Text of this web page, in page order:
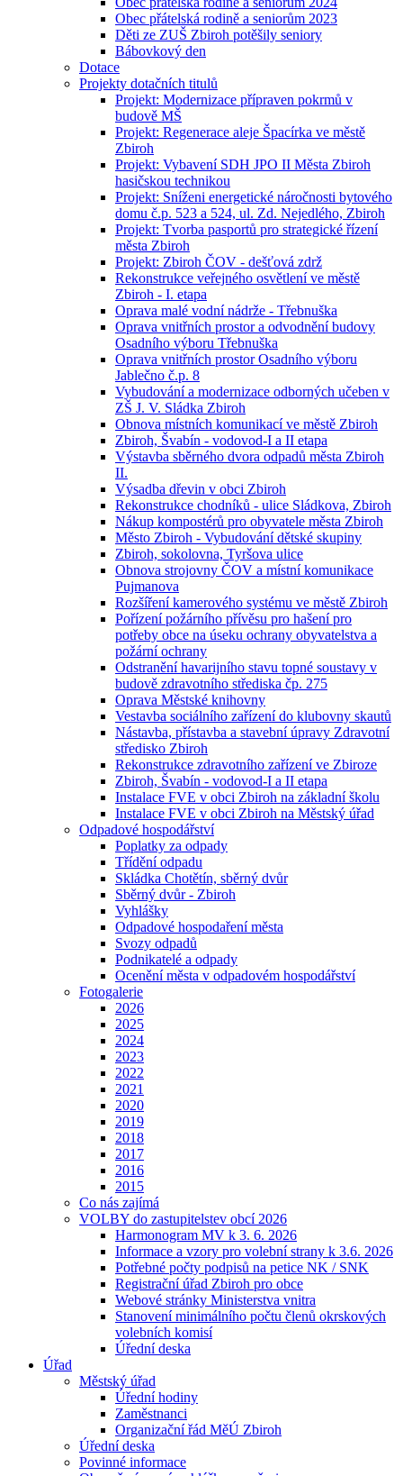
Obec přátelská rodině a seniorům 2023
Děti ze ZUŠ Zbiroh potěšily seniory
Bábovkový den
Dotace
Projekty dotačních titulů
Projekt: Modernizace přípraven pokrmů v
budově MŠ
Projekt: Regenerace aleje Špacírka ve městě
Zbiroh
Projekt: Vybavení SDH JPO II Města Zbiroh
hasičskou technikou
Projekt: Sníženi energetické náročnosti bytového
domu č.p. 523 a 524, ul. Zd. Nejedlého, Zbiroh
Projekt: Tvorba pasportů pro strategické řízení
města Zbiroh
Projekt: Zbiroh ČOV - dešťová zdrž
Rekonstrukce veřejného osvětlení ve městě
Zbiroh - I. etapa
Oprava malé vodní nádrže - Třebnuška
Oprava vnitřních prostor a odvodnění budovy
Osadního výboru Třebnuška
Oprava vnitřních prostor Osadního výboru
Jablečno č.p. 8
Vybudování a modernizace odborných učeben v
ZŠ J. V. Sládka Zbiroh
Obnova místních komunikací ve městě Zbiroh
Zbiroh, Švabín - vodovod-I a II etapa
Výstavba sběrného dvora odpadů města Zbiroh
II.
Výsadba dřevin v obci Zbiroh
Rekonstrukce chodníků - ulice Sládkova, Zbiroh
Nákup kompostérů pro obyvatele města Zbiroh
Město Zbiroh - Vybudování dětské skupiny
Zbiroh, sokolovna, Tyršova ulice
Obnova strojovny ČOV a místní komunikace
Pujmanova
Rozšíření kamerového systému ve městě Zbiroh
Pořízení požárního přívěsu pro hašení pro
potřeby obce na úseku ochrany obyvatelstva a
požární ochrany
Odstranění havarijního stavu topné soustavy v
budově zdravotního střediska čp. 275
Oprava Městské knihovny
Vestavba sociálního zařízení do klubovny skautů
Nástavba, přístavba a stavební úpravy Zdravotní
středisko Zbiroh
Rekonstrukce zdravotního zařízení ve Zbiroze
Zbiroh, Švabín - vodovod-I a II etapa
Instalace FVE v obci Zbiroh na základní školu
Instalace FVE v obci Zbiroh na Městský úřad
Odpadové hospodářství
Poplatky za odpady
Třídění odpadu
Skládka Chotětín, sběrný dvůr
Sběrný dvůr - Zbiroh
Vyhlášky
Odpadové hospodaření města
Svozy odpadů
Podnikatelé a odpady
Ocenění města v odpadovém hospodářství
Fotogalerie
2026
2025
2024
2023
2022
2021
2020
2019
2018
2017
2016
2015
Co nás zajímá
VOLBY do zastupitelstev obcí 2026
Harmonogram MV k 3. 6. 2026
Informace a vzory pro volební strany k 3.6. 2026
Potřebné počty podpisů na petice NK / SNK
Registrační úřad Zbiroh pro obce
Webové stránky Ministerstva vnitra
Stanovení minimálního počtu členů okrskových
volebních komisí
Úřední deska
Úřad
Městský úřad
Úřední hodiny
Zaměstnanci
Organizační řád MěÚ Zbiroh
Úřední deska
Povinné informace